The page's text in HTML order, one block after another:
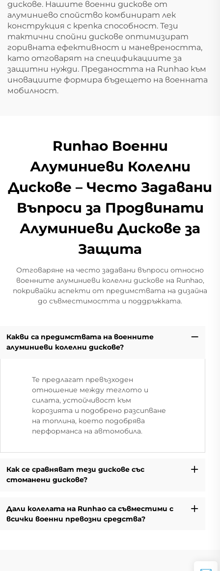
дискове. Нашите военни дискове от
алуминиево спойство комбинират лек
конструкция с крепка способност. Тези
тактични спойни дискове оптимизират
горивната ефективност и маневреността,
като отговарят на спецификациите за
защитни нужди. Предаността на Runhao към
иновациите формира бъдещето на военната
мобилност.
Runhao Военни
Алуминиеви Колелни
Дискове – Често Задавани
Въпроси за Продвинати
Алуминиеви Дискове за
Защита
Отговаряне на често задавани въпроси относно
военните алуминиеви колелни дискове на Runhao,
покривайки аспекти от предимствата на дизайна
до съвместимостта и поддръжката.
Какви са предимствата на военните
алуминиеви колелни дискове?
Те предлагат превъзходен
отношение между теглото и
силата, устойчивост към
корозията и подобрено разсипване
на топлина, което подобрява
перформанса на автомобила.
Как се сравняват тези дискове със
стоманени дискове?
Дали колелата на Runhao са съвместими с
всички военни превозни средства?